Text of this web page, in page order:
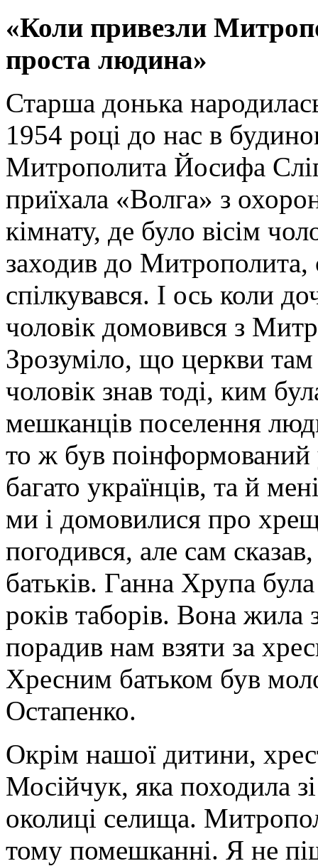
«Коли привезли
проста людина»
Старша донька
1954 році до нас в
Митрополита Йосифа
приїхала «Волга» з
кімнату, де було вісім
заходив до Митрополита,
спілкувався. І ось коли
чоловік домовився з
Зрозуміло, що церкви
чоловік знав тоді, ким
мешканців поселення
то ж був
багато українців, та й
ми і домовилися про
погодився, але сам
батьків. Ганна Хрупа
років таборів. Вона жила
порадив нам взяти за
Хресним батьком був
Остапенко.
Окрім нашої дитини,
Мосійчук, яка походила
околиці селища.
тому помешканні. Я не